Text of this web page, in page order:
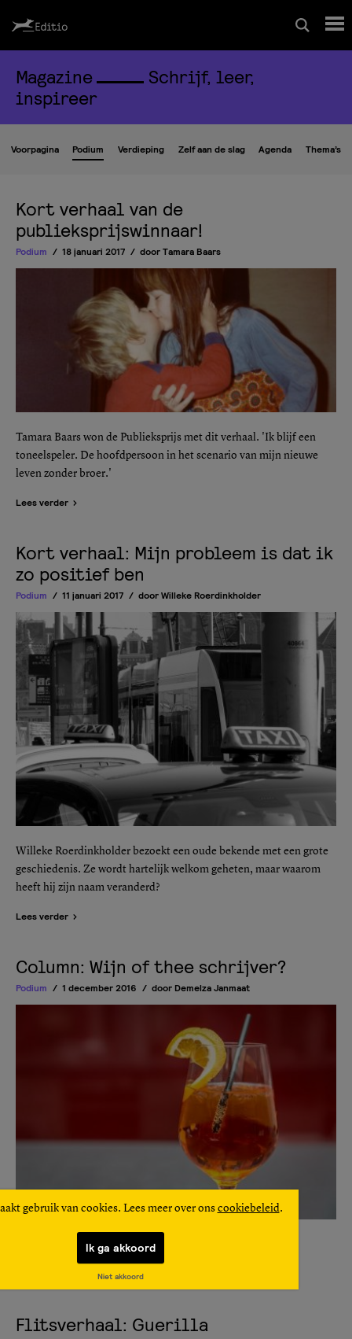
Schrijfcursussen
Leesrapport/begeleiding
Magazine
Editio Producties
Mijn Editio
gebruik van cookies. Lees meer over ons cookiebeleid.
Ik ga akkoord
Niet akkoord
Magazine
Schrijf, leer,
inspireer
Voorpagina Podium Verdieping Zelf aan de slag Agenda Thema’s
Kort verhaal van de
publieksprijswinnaar!
Podium 18 januari 2017 doorTamara Baars
Tamara Baars won de Publieksprijs met dit verhaal. 'Ik blijf een
toneelspeler. De hoofdpersoon in het scenario van mijn nieuwe
leven zonder broer.'
Lees verder
Kort verhaal: Mijn probleem is dat ik
zo positief ben
Podium 11 januari 2017 doorWilleke Roerdinkholder
Willeke Roerdinkholder bezoekt een oude bekende met een grote
geschiedenis. Ze wordt hartelijk welkom geheten, maar waarom
heeft hij zijn naam veranderd?
Lees verder
Column: Wijn of thee schrijver?
Podium 1 december 2016 door Demelza Janmaat
Demelza is er inmiddels achter wat voor een schrijver ze is.
Flitsverhaal: Guerilla